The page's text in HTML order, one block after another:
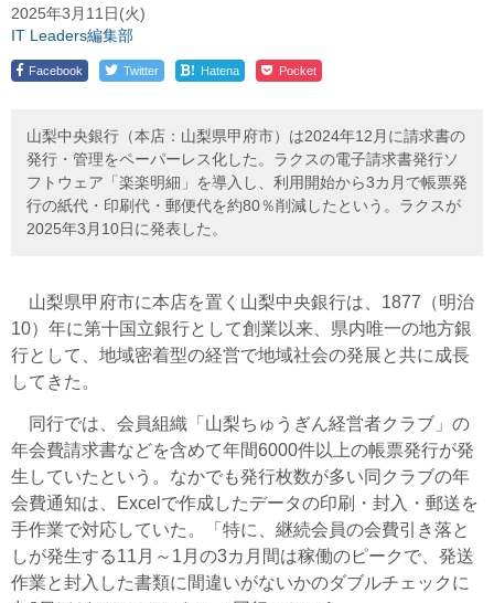
2025年3月11日(火)
IT Leaders編集部
Facebook Twitter ! Hatena Pocket
山梨中央銀行（本店：山梨県甲府市）は2024年12月に請求書の
発行・管理をペーパーレス化した。ラクスの電子請求書発行ソ
フトウェア「楽楽明細」を導入し、利用開始から3カ月で帳票発
行の紙代・印刷代・郵便代を約80％削減したという。ラクスが
2025年3月10日に発表した。
山梨県甲府市に本店を置く山梨中央銀行は、1877（明治
10）年に第十国立銀行として創業以来、県内唯一の地方銀
行として、 地域密着型の経営で地域社会の発展と共に成長
してきた。
同行では、会員組織「山梨ちゅうぎん経営者クラブ」の
年会費請求書などを含めて年間6000件以上の帳票発行が発
生していたという。なかでも発行枚数が多い同クラブの年
会費通知は、Excelで作成したデータの印刷・封入・郵送を
手作業で対応していた。「特に、継続会員の会費引き落と
しが発生する11月～1月の3カ月間は稼働のピークで、発送
作業と封入した書類に間違いがないかのダブルチェックに